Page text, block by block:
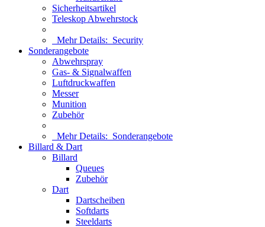
Sicherheitsartikel
Teleskop Abwehrstock
Mehr Details: Security
Sonderangebote
Abwehrspray
Gas- & Signalwaffen
Luftdruckwaffen
Messer
Munition
Zubehör
Mehr Details: Sonderangebote
Billard & Dart
Billard
Queues
Zubehör
Dart
Dartscheiben
Softdarts
Steeldarts